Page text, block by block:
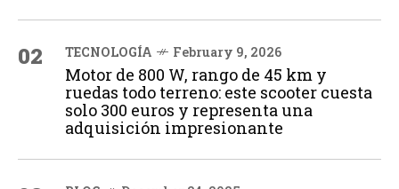
02 TECNOLOGÍA February 9, 2026
Motor de 800 W, rango de 45 km y
ruedas todo terreno: este scooter cuesta
solo 300 euros y representa una
adquisición impresionante